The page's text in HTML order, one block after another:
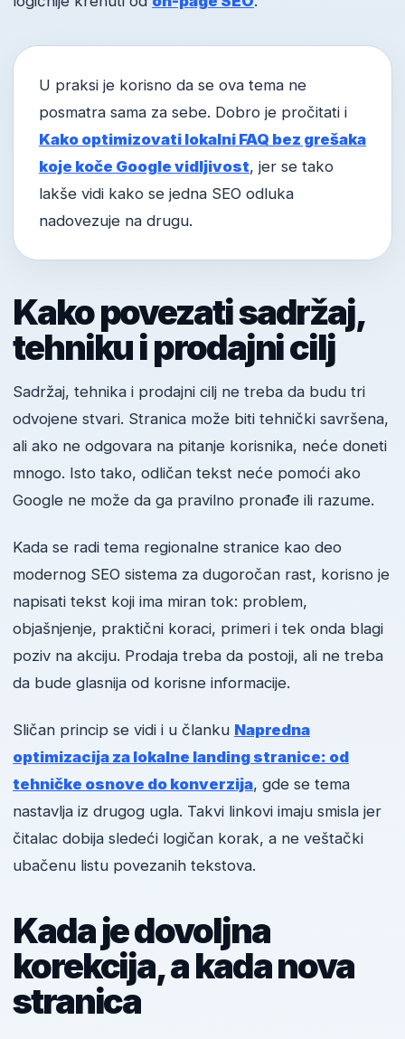
U praksi je korisno da se ova tema ne
posmatra sama za sebe. Dobro je pročitati i
Kako optimizovati lokalni FAQ bez grešaka
koje koče Google vidljivost, jer se tako
lakše vidi kako se jedna SEO odluka
nadovezuje na drugu.
Kako povezati sadržaj,
tehniku i prodajni cilj
Sadržaj, tehnika i prodajni cilj ne treba da budu tri
odvojene stvari. Stranica može biti tehnički savršena,
ali ako ne odgovara na pitanje korisnika, neće doneti
mnogo. Isto tako, odličan tekst neće pomoći ako
Google ne može da ga pravilno pronađe ili razume.
Kada se radi tema regionalne stranice kao deo
modernog SEO sistema za dugoročan rast, korisno je
napisati tekst koji ima miran tok: problem,
objašnjenje, praktični koraci, primeri i tek onda blagi
poziv na akciju. Prodaja treba da postoji, ali ne treba
da bude glasnija od korisne informacije.
Sličan princip se vidi i u članku Napredna
optimizacija za lokalne landing stranice: od
tehničke osnove do konverzija, gde se tema
nastavlja iz drugog ugla. Takvi linkovi imaju smisla jer
čitalac dobija sledeći logičan korak, a ne veštački
ubačenu listu povezanih tekstova.
Kada je dovoljna
korekcija, a kada nova
stranica